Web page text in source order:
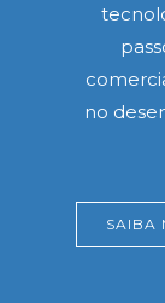
no
SAIBA